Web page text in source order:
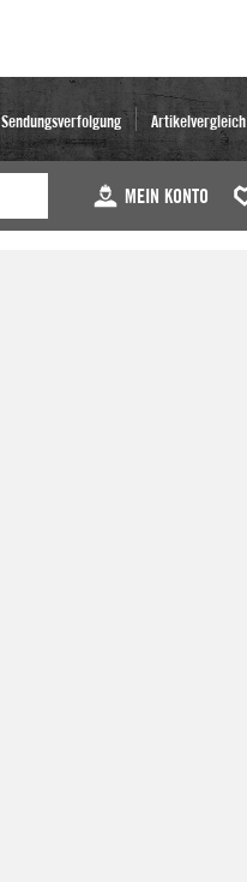
Sendungsverfolgung Artikelvergleich
MEIN KONTO